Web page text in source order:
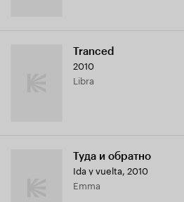
Tranced
2010
Libra
Туда и обратно
Ida y vuelta, 2010
Emma